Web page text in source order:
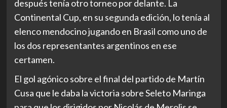
después tenía otro torneo por delante. La
Continental Cup, en su segunda edición, lo tenía al
elenco mendocino jugando en Brasil como uno de
los dos representantes argentinos en ese
certamen.
El gol agónico sobre el final del partido de Martín
Cusa que le daba la victoria sobre Seleto Maringa